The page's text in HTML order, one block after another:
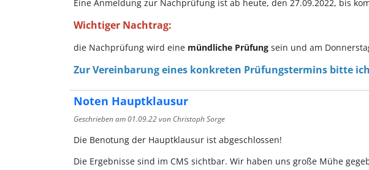
Eine Anmeldung zur Nachprüfung ist ab heute, den 27.09.2022, bis
Wichtiger Nachtrag:
die Nachprüfung wird eine mündliche Prüfungsein und am
Zur Vereinbarung eines konkreten Prüfungstermins bitte
Noten Hauptklausur
Geschrieben am01.09.22von Christoph Sorge
Die Benotung der Hauptklausur ist abgeschlossen!
Die Ergebnisse sind im CMS sichtbar. Wir haben uns große Mühe